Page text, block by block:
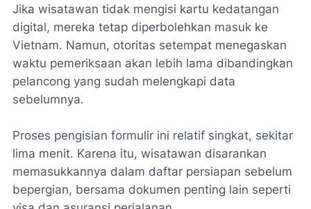
Jika wisatawan tidak mengisi kartu kedatangan
digital, mereka tetap diperbolehkan masuk ke
Vietnam. Namun, otoritas setempat menegaskan
waktu pemeriksaan akan lebih lama dibandingkan
pelancong yang sudah melengkapi data
sebelumnya.
Proses pengisian formulir ini relatif singkat, sekitar
lima menit. Karena itu, wisatawan disarankan
memasukkannya dalam daftar persiapan sebelum
bepergian, bersama dokumen penting lain seperti